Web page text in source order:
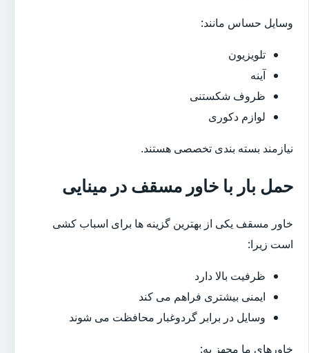
وسایل حساس مانند:
تلویزیون
آینه
ظروف شکستنی
لوازم دکوری
نیازمند بسته بندی تخصصی هستند.
حمل بار با خاور مسقف در مینایی
خاور مسقف یکی از بهترین گزینه ها برای اسباب کشی
است زیرا:
ظرفیت بالا دارد
ایمنی بیشتری فراهم می کند
وسایل در برابر گردوغبار محافظت می شوند
خاورهای ما مجهز به: